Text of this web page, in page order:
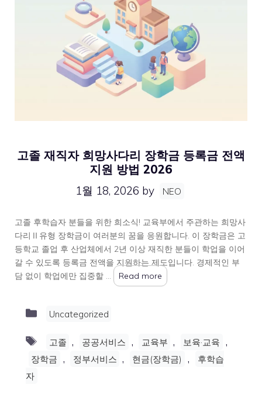
고졸 재직자 희망사다리 장학금 등록금 전액
지원 방법 2026
1월 18, 2026 by NEO
고졸 후학습자 분들을 위한 희소식! 교육부에서 주관하는 희망사
다리Ⅱ유형 장학금이 여러분의 꿈을 응원합니다. 이 장학금은 고
등학교 졸업 후 산업체에서 2년 이상 재직한 분들이 학업을 이어
갈 수 있도록 등록금 전액을 지원하는 제도입니다. 경제적인 부
담 없이 학업에만 집중할 …
Read more
Categories
Uncategorized
Tags
고졸 , 공공서비스 , 교육부 , 보육·교육 ,
장학금 , 정부서비스 , 현금(장학금) ,
후학습
자